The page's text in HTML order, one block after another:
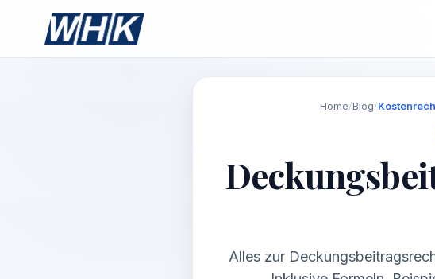
Home/Blog/
Alles zur